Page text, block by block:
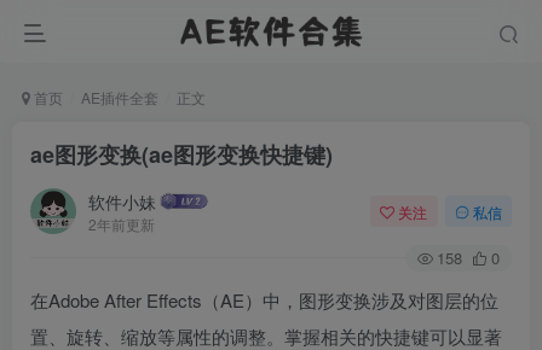
首页 AE插件全套 正文
ae图形变换(ae图形变换快捷键)
软件小妹
2年前更新
关注 私信
158 0
在Adobe After Effects（AE）中，图形变换涉及对图层的位
置、旋转、缩放等属性的调整。掌握相关的快捷键可以显著